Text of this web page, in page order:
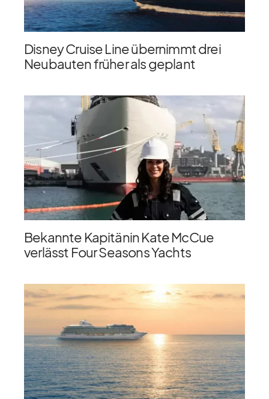
Disney Cruise Line übernimmt drei
Neubauten früher als geplant
Bekannte Kapitänin Kate McCue
verlässt Four Seasons Yachts